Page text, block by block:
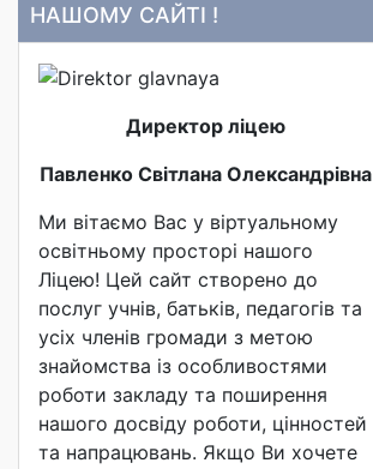
НАШОМУ САЙТІ !
Директор ліцею
Павленко Світлана Олександрівна
Ми вітаємо Вас у віртуальному
освітньому просторі нашого
Ліцею! Цей сайт створено до
послуг учнів, батьків, педагогів та
усіх членів громади з метою
знайомства із особливостями
роботи закладу та поширення
нашого досвіду роботи, цінностей
та напрацювань. Якщо Ви хочете